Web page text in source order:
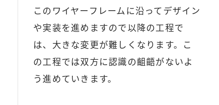
このワイヤーフレームに沿ってデザイン
や実装を進めますので以降の工程で
は、大きな変更が難しくなります。こ
の工程では双方に認識の齟齬がないよ
う進めていきます。